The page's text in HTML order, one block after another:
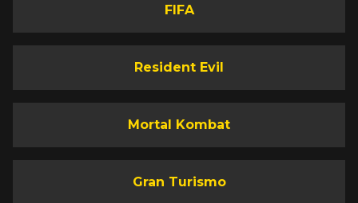
FIFA
Resident Evil
Mortal Kombat
Gran Turismo